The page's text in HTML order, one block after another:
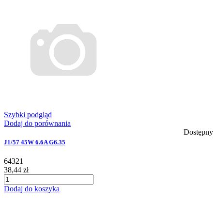
Szybki podgląd
Dodaj do porównania
Dostępny
J1/57 45W 6.6A G6.35
64321
38,44 zł
Dodaj do koszyka